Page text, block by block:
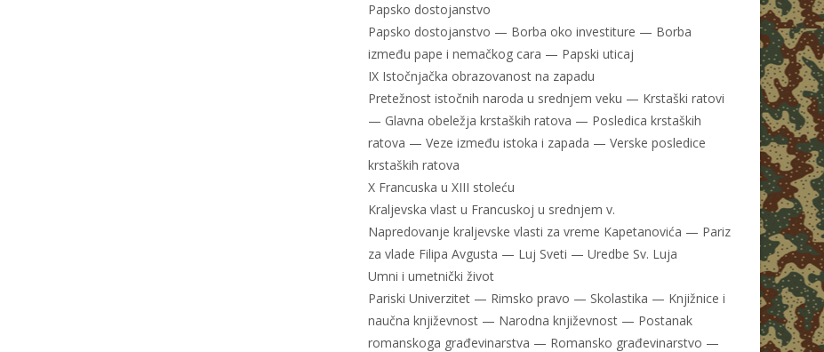
Papsko dostojanstvo
Papsko dostojanstvo — Borba oko investiture — Borba
između pape i nemačkog cara — Papski uticaj
IX Istočnjačka obrazovanost na zapadu
Pretežnost istočnih naroda u srednjem veku — Krstaški ratovi
— Glavna obeležja krstaških ratova — Posledica krstaških
ratova — Veze između istoka i zapada — Verske posledice
krstaških ratova
X Francuska u XIII stoleću
Kraljevska vlast u Francuskoj u srednjem v.
Napredovanje kraljevske vlasti za vreme Kapetanovića — Pariz
za vlade Filipa Avgusta — Luj Sveti — Uredbe Sv. Luja
Umni i umetnički život
Pariski Univerzitet — Rimsko pravo — Skolastika — Knjižnice i
naučna književnost — Narodna književnost — Postanak
romanskoga građevinarstva — Romansko građevinarstvo —